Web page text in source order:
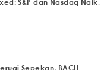
S&P dan Nasdaq Naik,
Sepekan, BACH